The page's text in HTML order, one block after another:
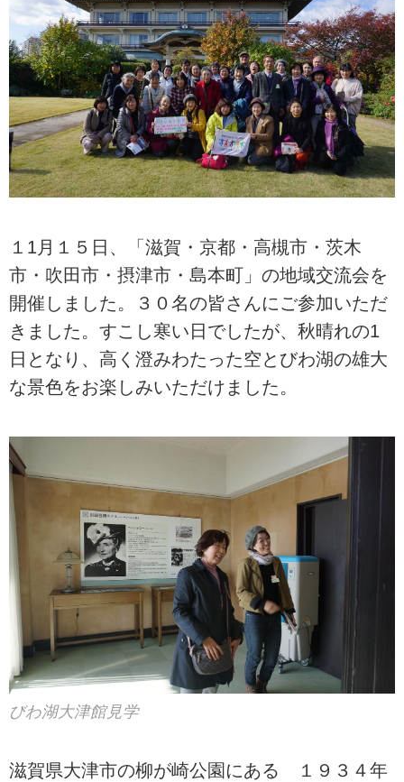
１1月１５日、「滋賀・京都・高槻市・茨木
市・吹田市・摂津市・島本町」の地域交流会を
開催しました。３０名の皆さんにご参加いただ
きました。すこし寒い日でしたが、秋晴れの1
日となり、高く澄みわたった空とびわ湖の雄大
な景色をお楽しみいただけました。
びわ湖大津館見学
滋賀県大津市の柳が崎公園にある １９３４年